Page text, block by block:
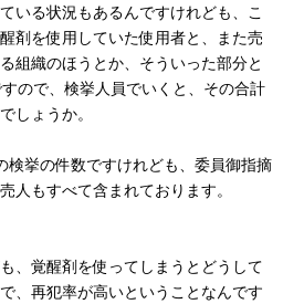
いる状況もあるんですけれども、こ
剤を使用していた使用者と、また売
組織のほうとか、そういった部分と
ので、検挙人員でいくと、その合計
しょうか。
挙の件数ですけれども、委員御指摘
人もすべて含まれております。
、覚醒剤を使ってしまうとどうして
、再犯率が高いということなんです